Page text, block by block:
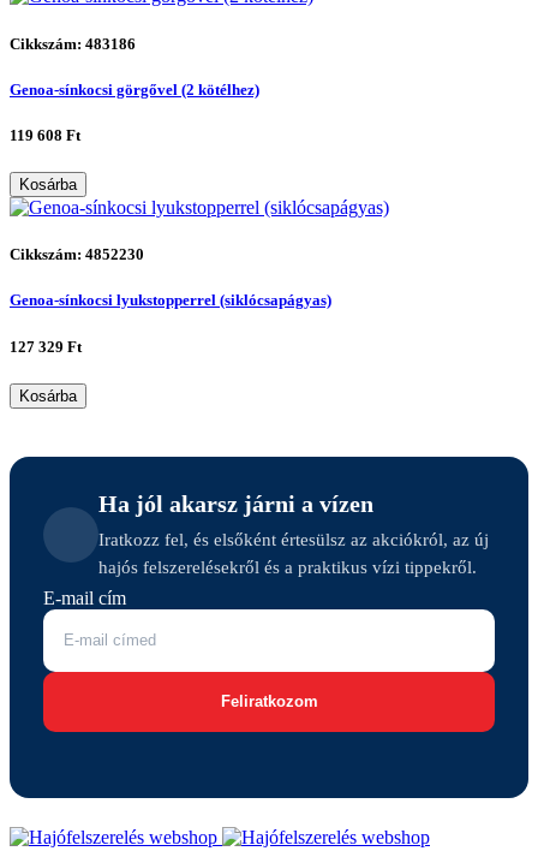
Cikkszám: 483186
Genoa-sínkocsi görgővel (2 kötélhez)
119 608 Ft
Kosárba
Cikkszám: 4852230
Genoa-sínkocsi lyukstopperrel (siklócsapágyas)
127 329 Ft
Kosárba
Ha jól akarsz járni a vízen
Iratkozz fel, és elsőként értesülsz az akciókról, az új
hajós felszerelésekről és a praktikus vízi tippekről.
E-mail cím
Feliratkozom